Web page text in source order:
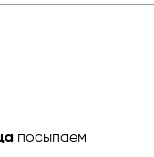
посыпаем